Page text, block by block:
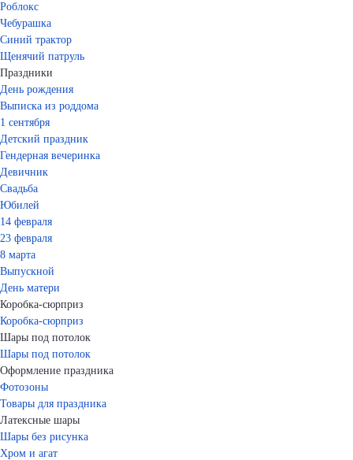
Роблокс
Чебурашка
Синий трактор
Щенячий патруль
Праздники
День рождения
Выписка из роддома
1 сентября
Детский праздник
Гендерная вечеринка
Девичник
Свадьба
Юбилей
14 февраля
23 февраля
8 марта
Выпускной
День матери
Коробка-сюрприз
Коробка-сюрприз
Шары под потолок
Шары под потолок
Оформление праздника
Фотозоны
Товары для праздника
Латексные шары
Шары без рисунка
Хром и агат